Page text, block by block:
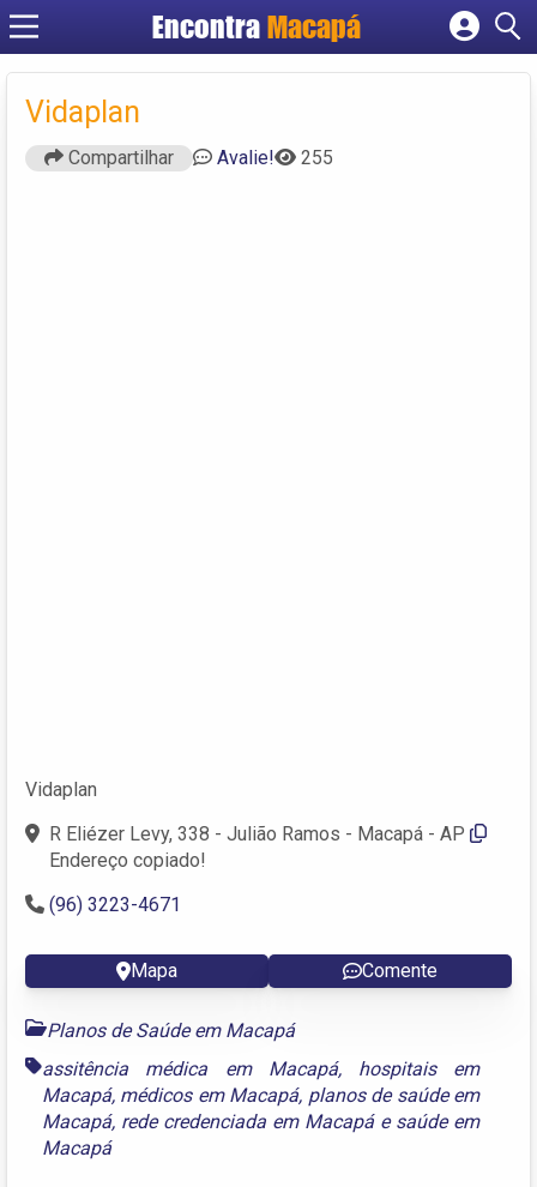
EncontraMacapá
Cadastrar empresa
Vidaplan
Compartilhar Avalie! 255
Vidaplan
R Eliézer Levy, 338 - Julião Ramos - Macapá - AP
Endereço copiado!
(96) 3223-4671
Mapa Comente
Planos de Saúde em Macapá
assitência médica em Macapá, hospitais em
Macapá, médicos em Macapá, planos de saúde em
Macapá, rede credenciada em Macapáe saúde em
Macapá